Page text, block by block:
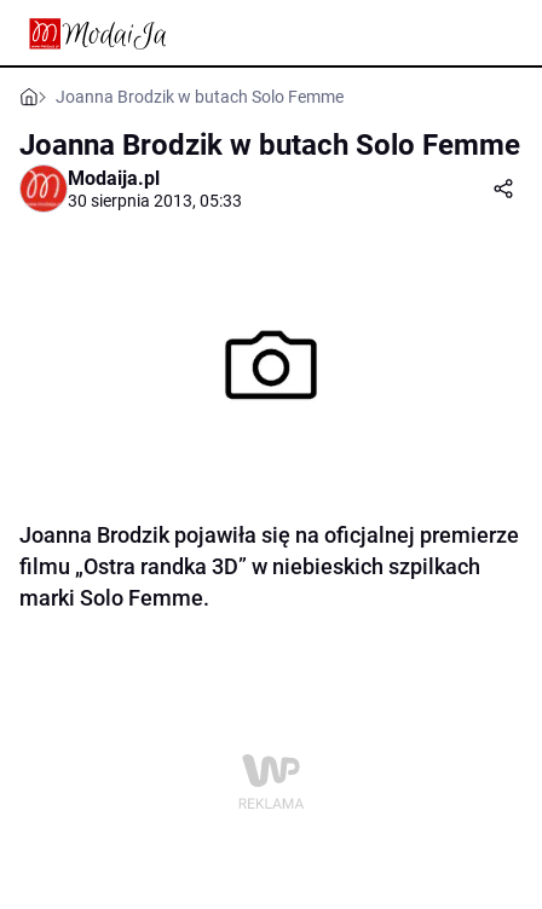
Joanna Brodzik w butach Solo Femme
Joanna Brodzik w butach Solo Femme
Modaija.pl
30 sierpnia 2013, 05:33
Joanna Brodzik pojawiła się na oficjalnej premierze
filmu „Ostra randka 3D” w niebieskich szpilkach
marki Solo Femme.